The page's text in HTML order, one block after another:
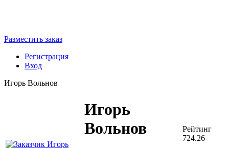
Разместить заказ
Регистрация
Вход
Игорь Вольнов
Игорь
Вольнов
Рейтинг
724.26